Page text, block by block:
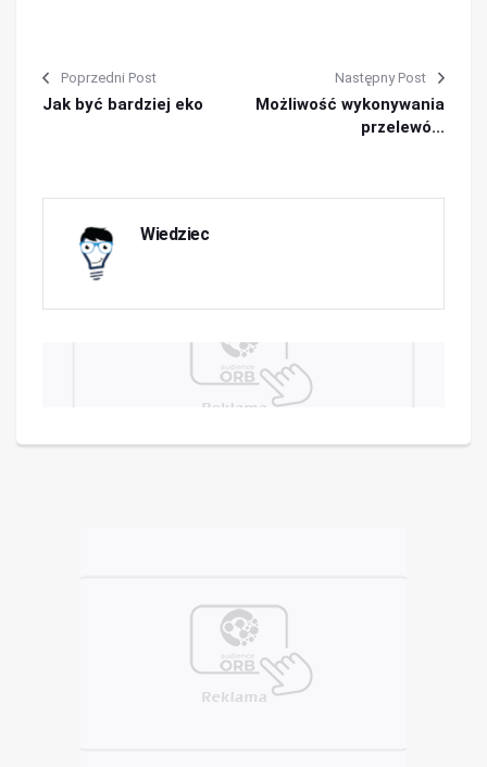
Poprzedni Post
Jak być bardziej eko
Następny Post
Możliwość wykonywania
przelewó...
Wiedziec